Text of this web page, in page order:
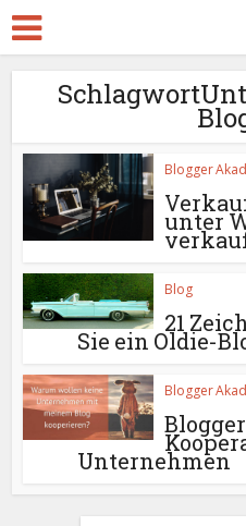
Blogger
unter
Blog
21
Sie ein Oldie-
Blogger
Unternehmen